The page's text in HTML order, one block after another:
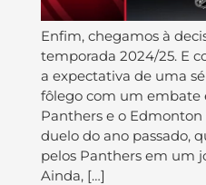
Enfim, chegamos à
temporada 2024/25. E
a expectativa de uma
fôlego com um embate
Panthers e o
duelo do ano passado,
pelos Panthers em um
Ainda, […]